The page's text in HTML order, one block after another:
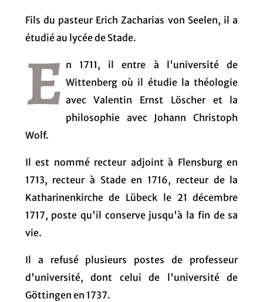
Fils du pasteur Erich Zacharias von Seelen, il a
étudié au lycée de Stade.
E n 1711, il entre à l'université de
Wittenberg où il étudie la théologie
avec Valentin Ernst Löscher et la
philosophie avec Johann Christoph
Wolf.
Il est nommé recteur adjoint à Flensburg en
1713, recteur à Stade en 1716, recteur de la
Katharinenkirche de Lübeck le 21 décembre
1717, poste qu'il conserve jusqu'à la fin de sa
vie.
Il a refusé plusieurs postes de professeur
d'université, dont celui de l'université de
Göttingen en 1737.